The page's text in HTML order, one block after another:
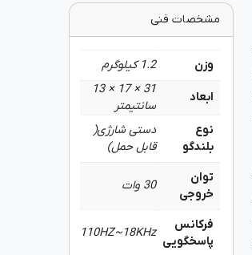
مشخصات فنی
وزن 1.2 کیلوگرم
ابعاد
31 × 17 × 13
سانتیمتر
نوع
بلندگو
دستی شارژی(
قابل حمل)
توان
خروجی
30 وات
فرکانس
پاسخگویی
110HZ~18KHz